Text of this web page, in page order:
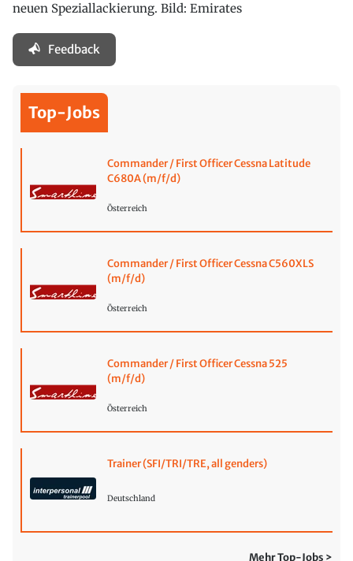
neuen Speziallackierung. Bild: Emirates
Feedback
Top-Jobs
Commander / First Officer Cessna Latitude
C680A (m/f/d)
Österreich
Commander / First Officer Cessna C560XLS
(m/f/d)
Österreich
Commander / First Officer Cessna 525
(m/f/d)
Österreich
Trainer (SFI/TRI/TRE, all genders)
Deutschland
Mehr Top-Jobs >